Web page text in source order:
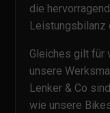
die
Gleiches gilt für
unsere
Lenker & Co
wie unsere